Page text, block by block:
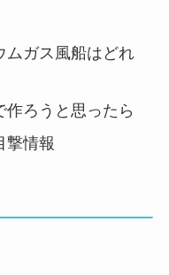
ムガス風船はどれ
ろうと思ったら
撃情報